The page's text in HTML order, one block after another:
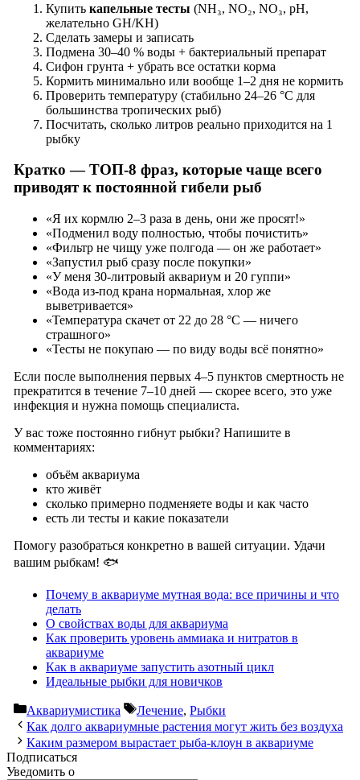
Купить капельные тесты (NH₃, NO₂, NO₃, pH,
желательно GH/KH)
Сделать замеры и записать
Подмена 30–40 % воды + бактериальный препарат
Сифон грунта + убрать все остатки корма
Кормить минимально или вообще 1–2 дня не кормить
Проверить температуру (стабильно 24–26 °C для
большинства тропических рыб)
Посчитать, сколько литров реально приходится на 1
рыбку
Кратко — ТОП-8 фраз, которые чаще всего
приводят к постоянной гибели рыб
«Я их кормлю 2–3 раза в день, они же просят!»
«Подменил воду полностью, чтобы почистить»
«Фильтр не чищу уже полгода — он же работает»
«Запустил рыб сразу после покупки»
«У меня 30-литровый аквариум и 20 гуппи»
«Вода из-под крана нормальная, хлор же
выветривается»
«Температура скачет от 22 до 28 °C — ничего
страшного»
«Тесты не покупаю — по виду воды всё понятно»
Если после выполнения первых 4–5 пунктов смертность не
прекратится в течение 7–10 дней — скорее всего, это уже
инфекция и нужна помощь специалиста.
У вас тоже постоянно гибнут рыбки? Напишите в
комментариях:
объём аквариума
кто живёт
сколько примерно подменяете воды и как часто
есть ли тесты и какие показатели
Помогу разобраться конкретно в вашей ситуации. Удачи
вашим рыбкам! 🐟
Почему в аквариуме мутная вода: все причины и что
делать
О свойствах воды для аквариума
Как проверить уровень аммиака и нитратов в
аквариуме
Как в аквариуме запустить азотный цикл
Идеальные рыбки для новичков
Рубрики
Аквариумистика Метки
Лечение, Рыбки
Как долго аквариумные растения могут жить без воздуха
Каким размером вырастает рыба-клоун в аквариуме
Подписаться
Уведомить о